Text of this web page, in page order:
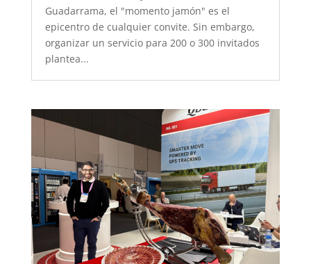
Guadarrama, el "momento jamón" es el
epicentro de cualquier convite. Sin embargo,
organizar un servicio para 200 o 300 invitados
plantea...